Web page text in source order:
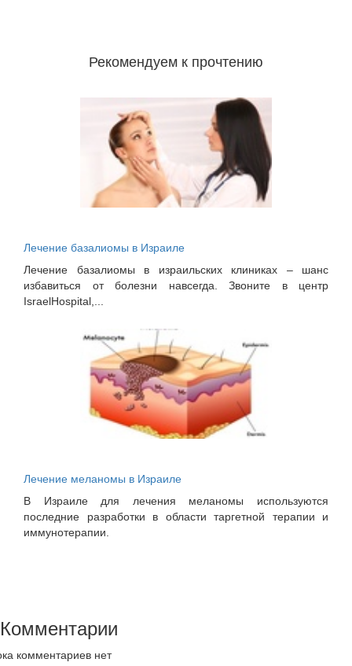
Рекомендуем к прочтению
Лечение базалиомы в Израиле
Лечение базалиомы в израильских клиниках – шанс
избавиться от болезни навсегда. Звоните в центр
IsraelHospital,...
Лечение меланомы в Израиле
В Израиле для лечения меланомы используются
последние разработки в области таргетной терапии и
иммунотерапии.
Комментарии
комментариев нет